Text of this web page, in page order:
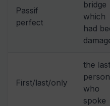
Passif
perfect
bridge
which
had
First/last/only
the last
person
who
spoke